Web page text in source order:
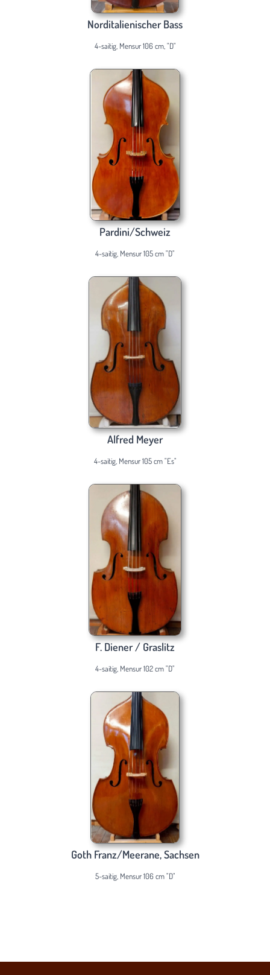
Norditalienischer Bass
4-saitig, Mensur 106 cm, "D"
Pardini/Schweiz
4-saitig, Mensur 105 cm "D"
Alfred Meyer
4-saitig, Mensur 105 cm "Es"
F. Diener / Graslitz
4-saitig, Mensur 102 cm "D"
Goth Franz/Meerane, Sachsen
5-saitig, Mensur 106 cm "D"